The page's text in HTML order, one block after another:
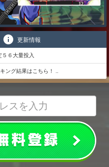
更新情報
５６大量投入
ング結果はこちら！ ..